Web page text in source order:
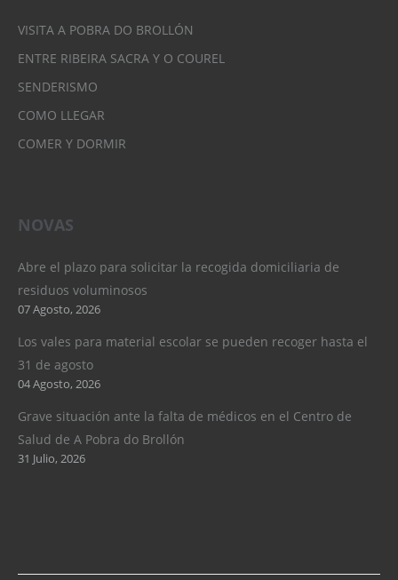
VISITA A POBRA DO BROLLÓN
ENTRE RIBEIRA SACRA Y O COUREL
SENDERISMO
COMO LLEGAR
COMER Y DORMIR
NOVAS
Abre el plazo para solicitar la recogida domiciliaria de
residuos voluminosos
07 Agosto, 2026
Los vales para material escolar se pueden recoger hasta el
31 de agosto
04 Agosto, 2026
Grave situación ante la falta de médicos en el Centro de
Salud de A Pobra do Brollón
31 Julio, 2026